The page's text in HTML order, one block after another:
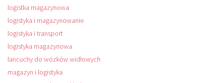
logistka magazynowa
logistyka i magazynowanie
logistyka i transport
logistyka magazynowa
łancuchy do wózków widłowych
magazyn i logistyka